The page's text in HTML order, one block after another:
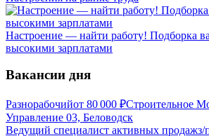
Настроение — найти работу! Подборка
высокими зарплатами
Вакансии дня
Разнорабочийот 80 000 ₽Строительное
Управление 03, Беловодск
Ведущий специалист активных продажз/